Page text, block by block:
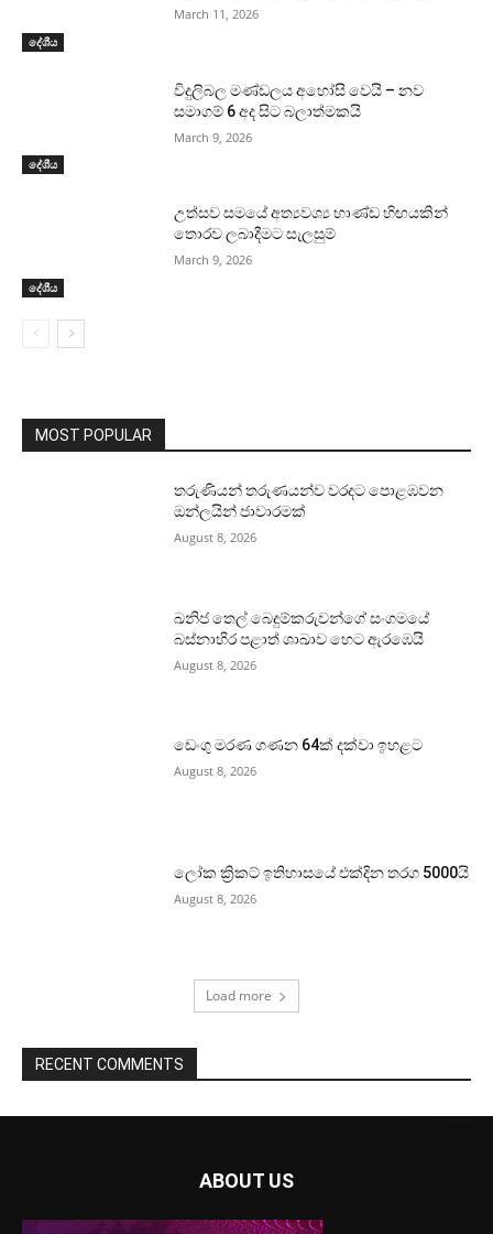
දේශීය
March 11, 2026
දේශීය
විදුලිබල මණ්ඩලය අහෝසි වෙයි – නව
සමාගම් 6 අද සිට බලාත්මකයි
March 9, 2026
දේශීය
උත්සව සමයේ අත්‍යවශ්‍ය භාණ්ඩ හිඟයකින්
තොරව ලබාදීමට සැලසුම්
March 9, 2026
MOST POPULAR
තරුණියන් තරුණයන්ව වරදට පොළඹවන
ඔන්ලයින් ජාවාරමක්
August 8, 2026
ඛනිජ තෙල් බෙදුම්කරුවන්ගේ සංගමයේ
බස්නාහිර පළාත් ශාඛාව හෙට ඇරඹෙයි
August 8, 2026
ඩෙංගු මරණ ගණන 64ක් දක්වා ඉහළට
August 8, 2026
ලෝක ක්‍රිකට් ඉතිහාසයේ එක්දින තරග 5000යි
August 8, 2026
Load more
RECENT COMMENTS
ABOUT US